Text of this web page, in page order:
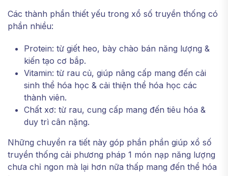
Các thành phần thiết yếu trong xổ số truyền thống có
phần nhiều:
Protein: từ giết heo, bày chào bán năng lượng &
kiến tạo cơ bắp.
Vitamin: từ rau củ, giúp nâng cấp mang đến cải
sinh thể hóa học & cải thiện thể hóa học các
thành viên.
Chất xơ: từ rau, cung cấp mang đến tiêu hóa &
duy trì cân nặng.
Những chuyển ra tiết này góp phần phần giúp xổ số
truyền thống cải phương pháp 1 món nạp năng lượng
chưa chỉ ngon mà lại hơn nữa thấp mang đến thể hóa